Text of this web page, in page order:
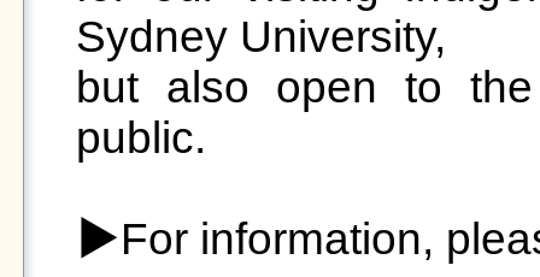
Sydney University,
but also open to
public.
▶For information,